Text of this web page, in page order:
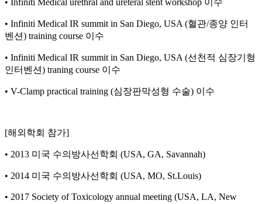
• Infiniti Medical urethral and ureteral stent workshop 이수
• Infiniti Medical IR summit in San Diego, USA (혈관/종양 인터
벤션) training course 이수
• Infiniti Medical IR summit in San Diego, USA (선천적 심장기형
인터벤션) traning course 이수
• V-Clamp practical training (심장판막성형 수술) 이수
[해외학회 참가]
• 2013 미국 수의방사선학회 (USA, GA, Savannah)
• 2014 미국 수의방사선학회 (USA, MO, St.Louis)
• 2017 Society of Toxicology annual meeting (USA, LA, New